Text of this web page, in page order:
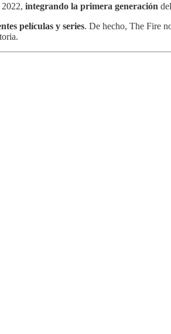
integrando la primera generación
películas y series. De hecho, The Fire